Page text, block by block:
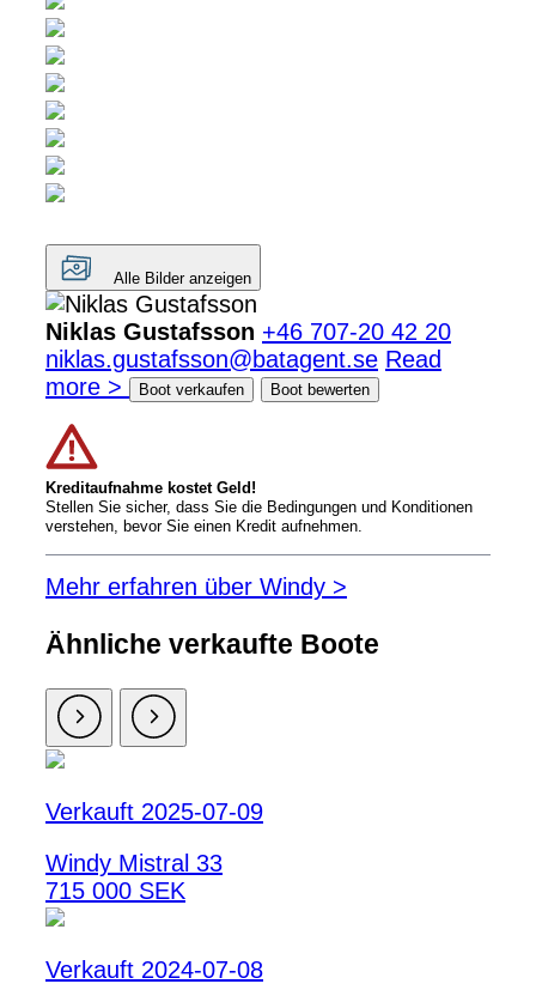
Alle Bilder anzeigen
Niklas Gustafsson +46 707-20 42 20
niklas.gustafsson@batagent.se Read
more >
Boot verkaufen Boot bewerten
Kreditaufnahme kostet Geld!
Stellen Sie sicher, dass Sie die Bedingungen und Konditionen
verstehen, bevor Sie einen Kredit aufnehmen.
Mehr erfahren über Windy >
Ähnliche verkaufte Boote
Verkauft 2025-07-09
Windy Mistral 33
715 000 SEK
Verkauft 2024-07-08